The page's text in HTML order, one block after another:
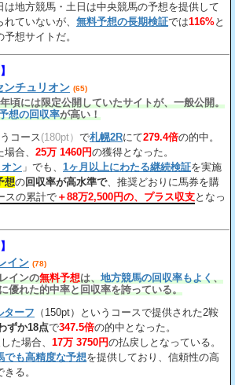
は地方競馬・土日は中央競馬の予想を提供して
ていないが、 無料予想の長期検証では116%と
想サイトだ。
ンチュリオン (65)
頃には限定公開していたサイトが、一般公開。
想の回収率が高い！
コース(180pt） で札幌2Rにて279.4倍の的中。
合、 25万 1460円の獲得となった。
ン 」でも、 1ヶ月以上にわたる継続検証を実施
想の回収率が高水準で、推奨どおりに馬券を購
スの累計で＋88万2,500円の、プラス収支となっ
イン (78)
インの無料予想は、地方競馬の回収率もよく、
優れた的中率と回収率を誇っている。
ターフ （150pt）というコースで提供された2鞍
ずか18点で347.5倍の的中となった。
た場合、 17万 3750円の払戻しとなっている。
でも高精度な予想を提供しており、信頼性の高
る。